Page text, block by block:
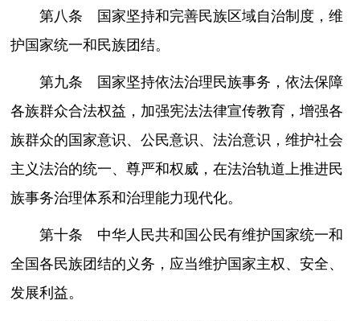
第八条 国家坚持和完善民族区域自治制度，维
护国家统一和民族团结。
第九条 国家坚持依法治理民族事务，依法保障
各族群众合法权益，加强宪法法律宣传教育，增强各
族群众的国家意识、公民意识、法治意识，维护社会
主义法治的统一、尊严和权威，在法治轨道上推进民
族事务治理体系和治理能力现代化。
第十条 中华人民共和国公民有维护国家统一和
全国各民族团结的义务，应当维护国家主权、安全、
发展利益。